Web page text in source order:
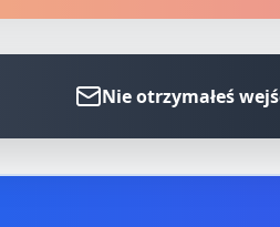
Nie otrzymałeś